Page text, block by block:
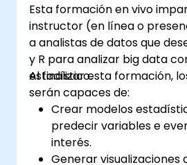
Esta formación en vivo
instructor (en línea o
a analistas de datos que
y R para analizar big data
estadístico.
Al finalizar esta formación,
serán capaces de:
Crear modelos
predecir variables e
interés.
Generar visualizaciones